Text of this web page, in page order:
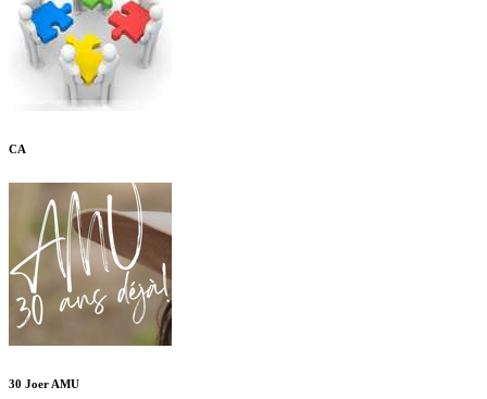
CA
30 Joer AMU